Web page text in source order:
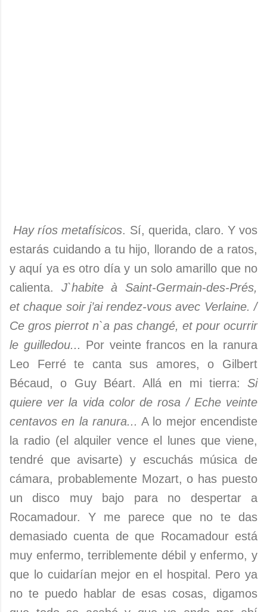
Hay ríos metafísicos. Sí, querida, claro. Y vos
estarás cuidando a tu hijo, llorando de a ratos,
y aquí ya es otro día y un solo amarillo que no
calienta. J`habite à Saint-Germain-des-Prés,
et chaque soir j’ai rendez-vous avec Verlaine. /
Ce gros pierrot n`a pas changé, et pour ocurrir
le guilledou... Por veinte francos en la ranura
Leo Ferré te canta sus amores, o Gilbert
Bécaud, o Guy Béart. Allá en mi tierra: Si
quiere ver la vida color de rosa / Eche veinte
centavos en la ranura... A lo mejor encendiste
la radio (el alquiler vence el lunes que viene,
tendré que avisarte) y escuchás música de
cámara, probablemente Mozart, o has puesto
un disco muy bajo para no despertar a
Rocamadour. Y me parece que no te das
demasiado cuenta de que Rocamadour está
muy enfermo, terriblemente débil y enfermo, y
que lo cuidarían mejor en el hospital. Pero ya
no te puedo hablar de esas cosas, digamos